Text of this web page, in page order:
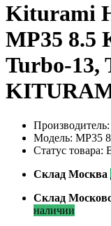
Kiturami
МР35 8.5
Turbo-13,
Производитель:
Модель: МР35
Статус товара:
Склад Москва
Склад
наличии